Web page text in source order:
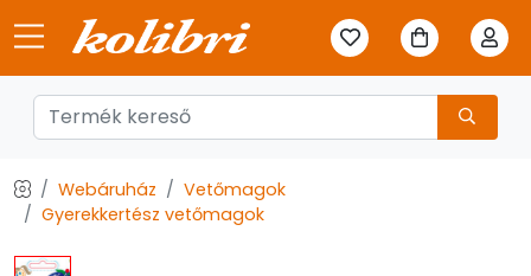
Webáruház
Vetőmagok
Gyerekkertész vetőmagok